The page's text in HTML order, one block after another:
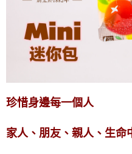
珍惜身邊每一個人
家人、朋友、親人、生命